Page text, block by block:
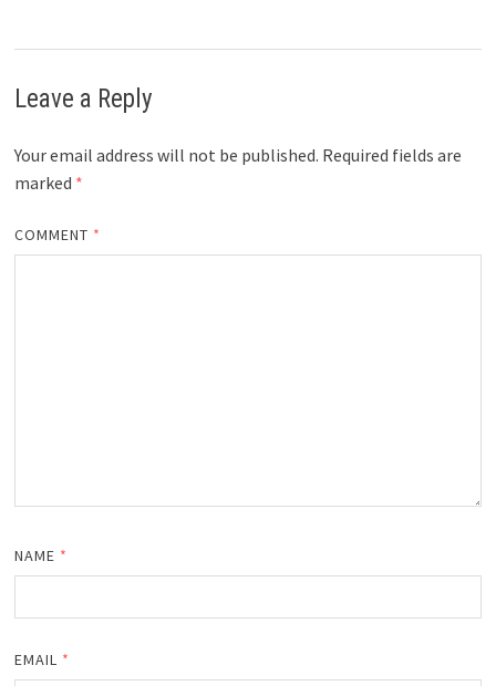
Leave a Reply
Your email address will not be published. Required fields are
marked *
COMMENT *
NAME *
EMAIL *